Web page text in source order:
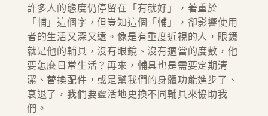
許多人的態度仍停留在「有就好」，著重於
「輔」這個字，但豈知這個「輔」，卻影響使用
者的生活又深又遠。像是有重度近視的人，眼鏡
就是他的輔具，沒有眼鏡、沒有適當的度數，他
要怎麼日常生活？再來，輔具也是需要定期清
潔、替換配件，或是幫我們的身體功能進步了、
衰退了，我們要靈活地更換不同輔具來協助我
們。